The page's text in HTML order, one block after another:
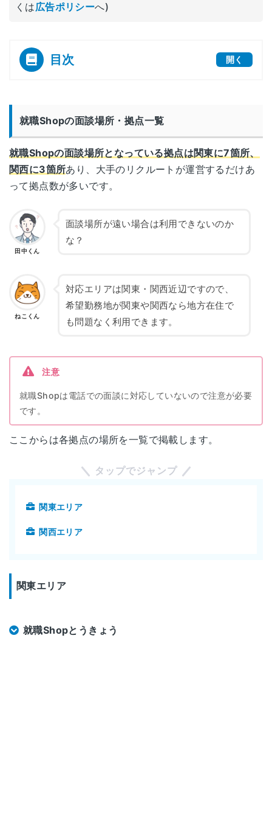
くは広告ポリシーへ)
目次 開く
就職Shopの面談場所・拠点一覧
就職Shopの面談場所となっている拠点は関東に7箇所、
関西に3箇所あり、大手のリクルートが運営するだけあ
って拠点数が多いです。
田中くん
面談場所が遠い場合は利用できないのか
な？
ねこくん
対応エリアは関東・関西近辺ですので、
希望勤務地が関東や関西なら地方在住で
も問題なく利用できます。
注意
就職Shopは電話での面談に対応していないので注意が必要
です。
ここからは各拠点の場所を一覧で掲載します。
タップでジャンプ
関東エリア
関西エリア
関東エリア
就職Shopとうきょう